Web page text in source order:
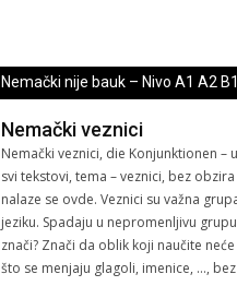
Nemački nije bauk – Nivo A1 A2 B1
Nemački veznici
Nemački veznici, die Konjunktionen –
svi tekstovi, tema – veznici, bez
nalaze se ovde. Veznici su važna
jeziku. Spadaju u nepromenljivu
znači? Znači da oblik koji naučite
što se menjaju glagoli, imenice, …,